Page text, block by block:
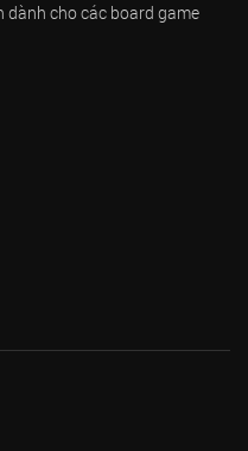
dành cho các board game